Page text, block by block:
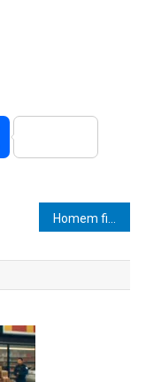
Share